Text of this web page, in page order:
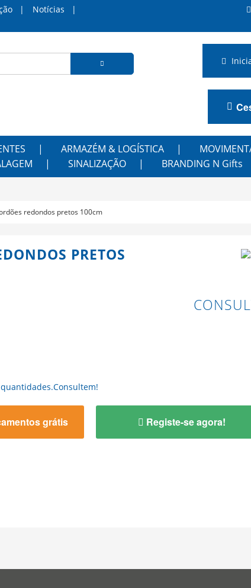
Notícias
ARMAZÉM & LOGÍSTICA
SINALIZAÇÃO BRANDING N Gifts
redondos pretos 100cm
PRETOS
grátis Registe-se agora!